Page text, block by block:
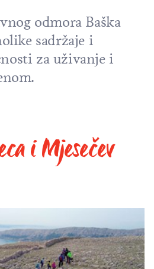
odmora Baška
sadržaje i
za uživanje i
i Mjesečev